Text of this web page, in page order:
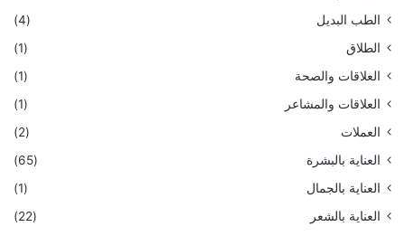
الطب البديل
(4)
الطلاق
(1)
العلاقات والصحة
(1)
العلاقات والمشاعر
(1)
العملات
(2)
العناية بالبشرة
(65)
العناية بالجمال
(1)
العناية بالشعر
(22)